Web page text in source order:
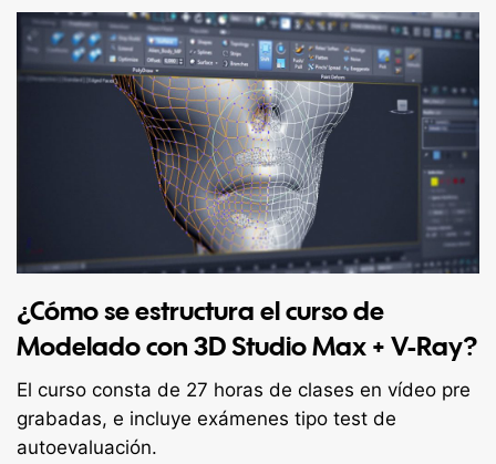
¿Cómo se estructura el curso de
Modelado con 3D Studio Max + V-Ray?
El curso consta de 27 horas de clases en vídeo pre
grabadas, e incluye exámenes tipo test de
autoevaluación.